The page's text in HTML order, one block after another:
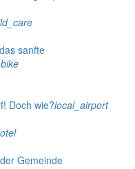
sanfte
Doch wie?local_airport
Gemeinde